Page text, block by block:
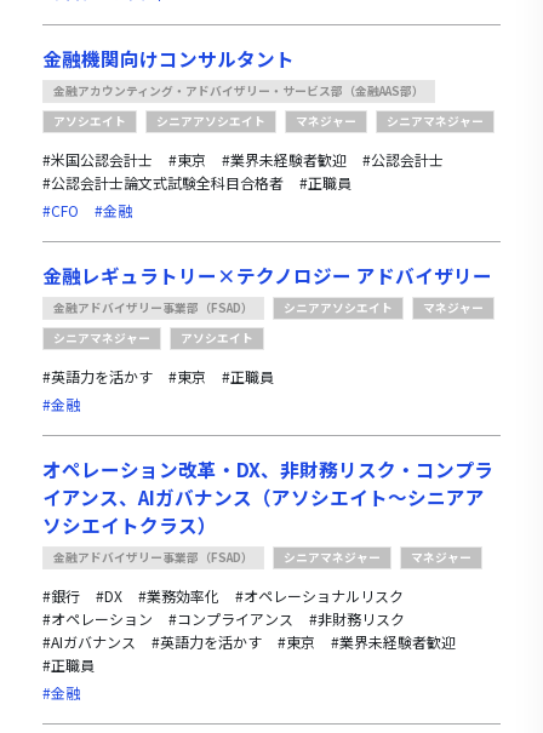
金融機関向けコンサルタント
金融アカウンティング・アドバイザリー・サービス部（金融AAS部）
アソシエイト
シニアアソシエイト マネジャー シニアマネジャー
#米国公認会計士 #東京 #業界未経験者歓迎
#公認会計士
#公認会計士論文式試験全科目合格者
#正職員
#CFO
#金融
金融レギュラトリー×テクノロジー アドバイザリー
金融アドバイザリー事業部（FSAD） シニアアソシエイト
マネジャー
シニアマネジャー
アソシエイト
#英語力を活かす #東京
#正職員
#金融
オペレーション改革・DX、非財務リスク・コンプラ
イアンス、AIガバナンス（アソシエイト～シニアア
ソシエイトクラス）
金融アドバイザリー事業部（FSAD） シニアマネジャー マネジャー
#銀行 #DX #業務効率化
#オペレーショナルリスク
#オペレーション
#コンプライアンス
#非財務リスク
#AIガバナンス
#英語力を活かす #東京
#業界未経験者歓迎
#正職員
#金融